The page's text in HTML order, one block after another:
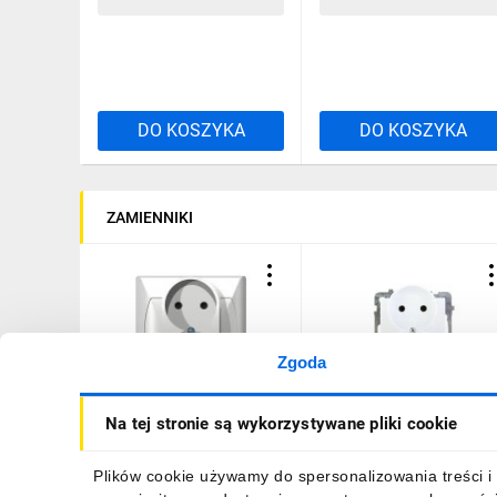
Zgoda
Na tej stronie są wykorzystywane pliki cookie
Plików cookie używamy do spersonalizowania treści
DO KOSZYKA DO KOSZYKA
ZAMIENNIKI
AKCENT Gniazdo
podwójne b/u białe GP-
14,45 złbrutto
AS Gniazdo podwójne b/u
białe GP-2GR/m/00
13,74 zł brutto